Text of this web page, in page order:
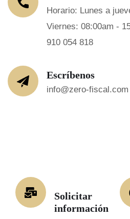
Horario: Lunes a
Viernes: 08:00am -
910 054 818
Escríbenos
info@zero-fiscal.com
Solicitar
información